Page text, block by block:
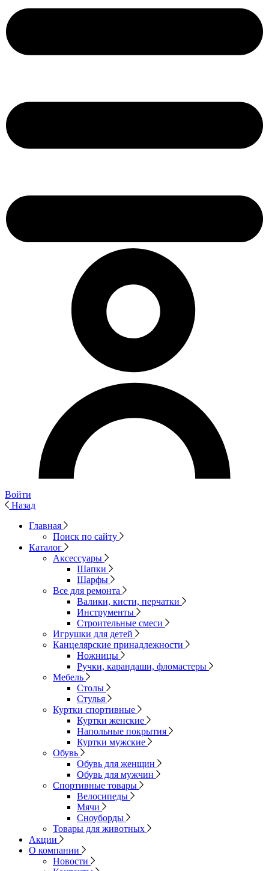
Войти
Назад
Главная
Поиск по сайту
Каталог
Аксессуары
Шапки
Шарфы
Все для ремонта
Валики, кисти, перчатки
Инструменты
Строительные смеси
Игрушки для детей
Канцелярские принадлежности
Ножницы
Ручки, карандаши, фломастеры
Мебель
Столы
Стулья
Куртки спортивные
Куртки женские
Напольные покрытия
Куртки мужские
Обувь
Обувь для женщин
Обувь для мужчин
Спортивные товары
Велосипеды
Мячи
Сноуборды
Товары для животных
Акции
О компании
Новости